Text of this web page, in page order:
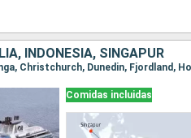
INDONESIA, SINGAPUR
Comidas incluidas